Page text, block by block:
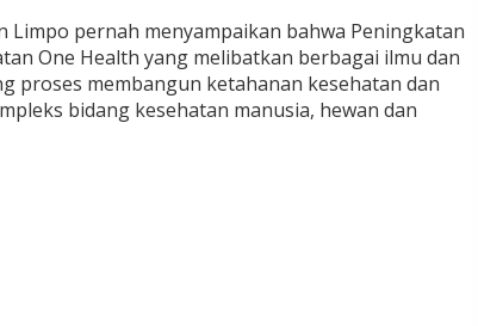
Limpo pernah menyampaikan bahwa Peningkatan
One Health yang melibatkan berbagai ilmu dan
proses membangun ketahanan kesehatan dan
bidang kesehatan manusia, hewan dan